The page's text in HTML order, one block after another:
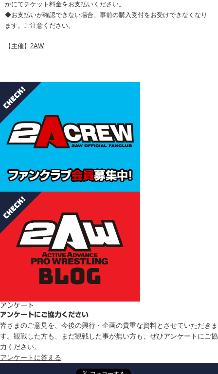
かにてチケット料金をお支払いください。
◆お支払いが確認できない場合、事前の購入受付をお受けできなくなり
ます。ご注意ください。
【主催】 2AW
アンケート
アンケートにご協力ください
皆さまのご意見を、今後の興行・企画の貴重な資料とさせていただきま
す。観戦した方も、まだ観戦した事が無い方も、ぜひアンケートにご協
力ください。
アンケートに答える